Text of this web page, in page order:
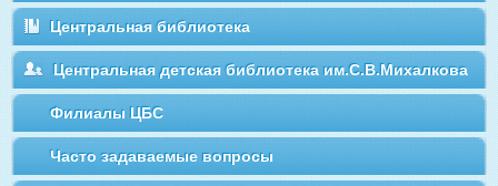
Центральная библиотека
Центральная детская библиотека им.С.В.Михалкова
Филиалы ЦБС
Часто задаваемые вопросы